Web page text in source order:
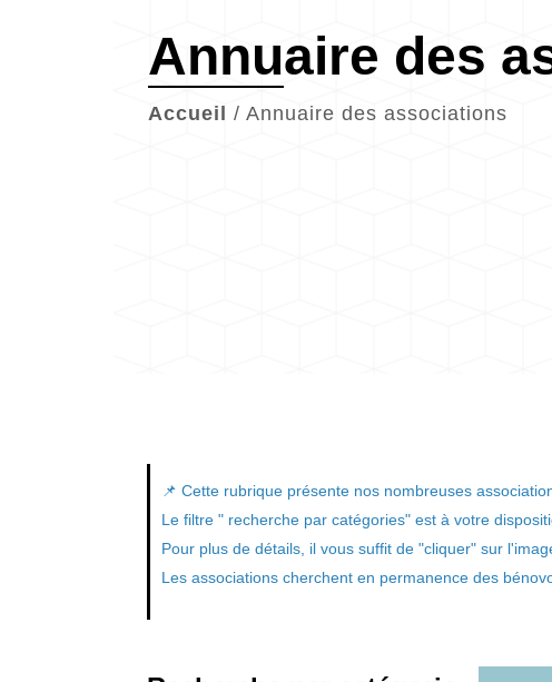
Annuaire des
Accueil / Annuaire des associations
📌 Cette rubrique présente nos nombreuses
Le filtre " recherche par catégories" est à votre
Pour plus de détails, il vous suffit de "cliquer" sur
Les associations cherchent en permanence des